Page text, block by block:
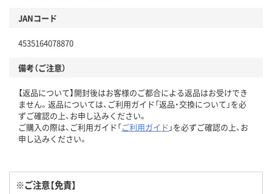
JANコード
4535164078870
備考（ご注意）
【返品について】開封後はお客様のご都合による返品はお受けでき
ません。返品については、ご利用ガイド「返品・交換について」を必
ずご確認の上、お申し込みください。
ご購入の際は、ご利用ガイド「ご利用ガイド 」を必ずご確認の上、お
申し込みください。
※ご注意【免責】